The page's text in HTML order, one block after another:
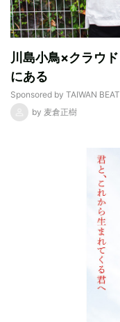
川島小鳥×クラウ
にある
Sponsored by TAIWAN
by 麦倉正樹